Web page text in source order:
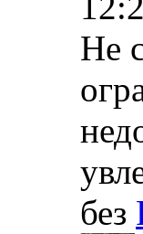
Не
без